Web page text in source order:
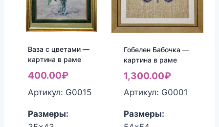
Ваза с цветами —
картина в раме
400.00₽
Артикул: G0015
Размеры:
Гобелен Бабочка —
картина в раме
1,300.00₽
Артикул: G0001
Размеры: